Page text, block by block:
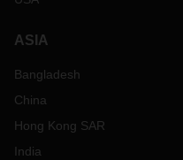
ASIA
Bangladesh
China
Hong Kong SAR
India